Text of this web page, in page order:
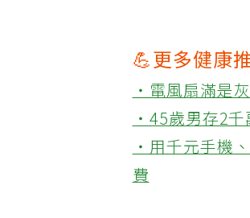
💪更多健康
‧電風扇滿是
‧45歲男存2千
‧用千元手機
費